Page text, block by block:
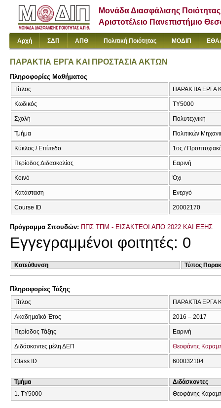
Μονάδα Διασφάλισης Ποιότητας
Αριστοτέλειο Πανεπιστήμιο
Αρχή ΣΔΠ ΑΠΘ Πολιτική Ποιότητας ΜΟΔΙΠ
ΠΑΡΑΚΤΙΑ ΕΡΓΑ ΚΑΙ ΠΡΟΣΤΑΣΙΑ ΑΚΤΩΝ
Πληροφορίες Μαθήματος
Τίτλος ΠΑΡΑΚΤΙΑ ΕΡΓΑ
Κωδικός ΤΥ5000
Σχολή Πολυτεχνική
Τμήμα Πολιτικών
Κύκλος / Επίπεδο 1ος /
Περίοδος Διδασκαλίας Εαρινή
Κοινό Όχι
Κατάσταση Ενεργό
Course ID 20002170
Πρόγραμμα Σπουδών: ΠΠΣ ΤΠΜ - ΕΙΣΑΚΤΕΟΙ ΑΠΟ 2022 ΚΑΙ ΕΞΗΣ
Εγγεγραμμένοι φοιτητές: 0
Κατεύθυνση Τύπος
Πληροφορίες Τάξης
Τίτλος ΠΑΡΑΚΤΙΑ ΕΡΓΑ
Ακαδημαϊκό Έτος 2016 – 2017
Περίοδος Τάξης Εαρινή
Διδάσκοντες μέλη ΔΕΠ Θεοφάνης
Class ID 600032104
Τμήμα
Διδάσκοντες
1. ΤΥ5000
Θεοφάνης